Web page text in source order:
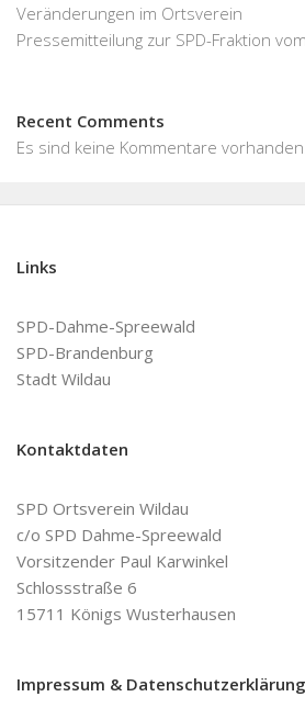
Veränderungen im Ortsverein
Pressemitteilung zur SPD-Fraktion
Recent Comments
Es sind keine Kommentare vorhanden.
Links
SPD-Dahme-Spreewald
SPD-Brandenburg
Stadt Wildau
Kontaktdaten
SPD Ortsverein Wildau
c/o SPD Dahme-Spreewald
Vorsitzender Paul Karwinkel
Schlossstraße 6
15711 Königs Wusterhausen
Impressum & Datenschutzerklärung